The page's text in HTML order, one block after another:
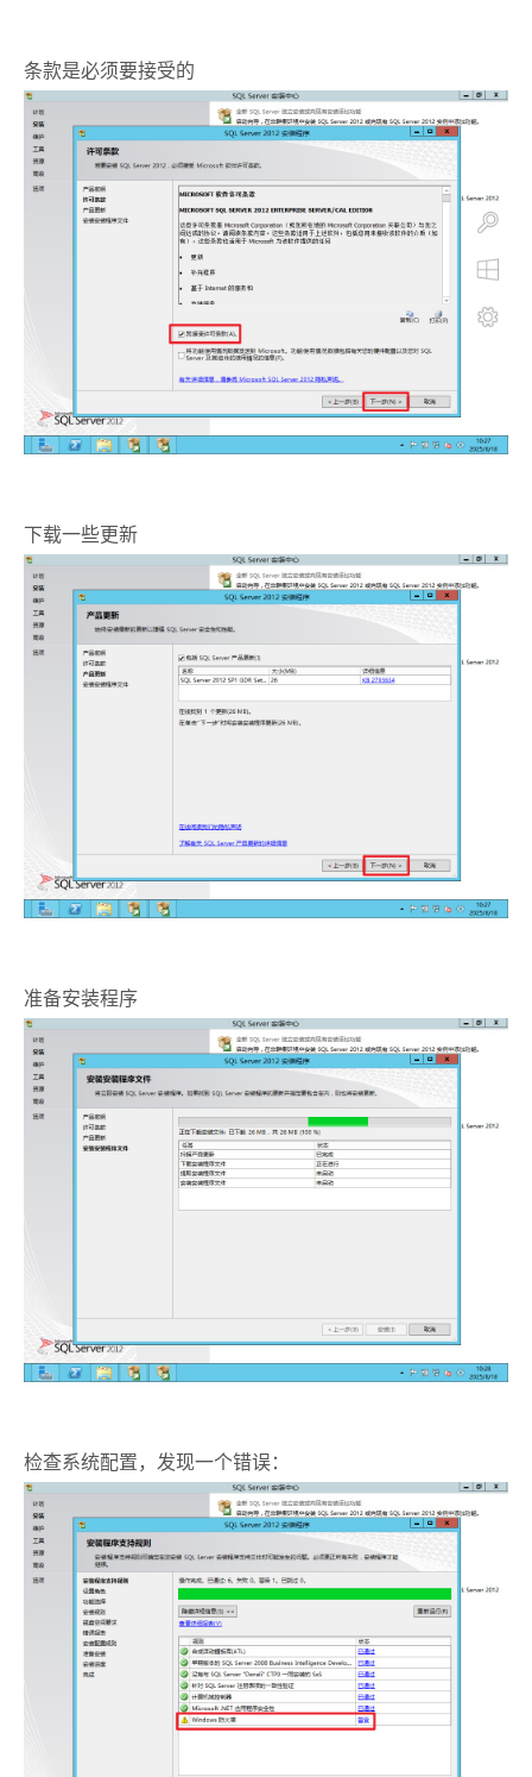
条款是必须要接受的
下载一些更新
准备安装程序
检查系统配置，发现一个错误：